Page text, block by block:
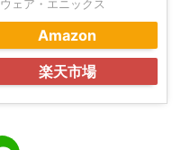
ェア・エニックス
Amazon
楽天市場